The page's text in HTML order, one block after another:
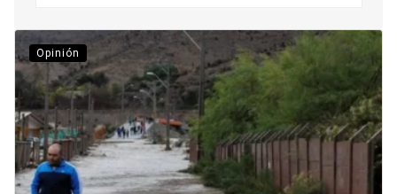
Opinión